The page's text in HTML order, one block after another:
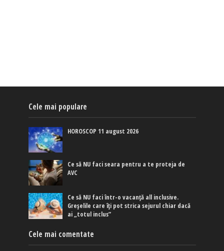
Cele mai populare
HOROSCOP 11 august 2026
Ce să NU faci seara pentru a te proteja de
AVC
Ce să NU faci într-o vacanță all inclusive.
Greșelile care îți pot strica sejurul chiar dacă
ai „totul inclus”
Cele mai comentate